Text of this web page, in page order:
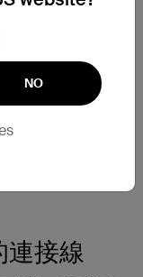
NO
IF 認證，為您的智
連接線